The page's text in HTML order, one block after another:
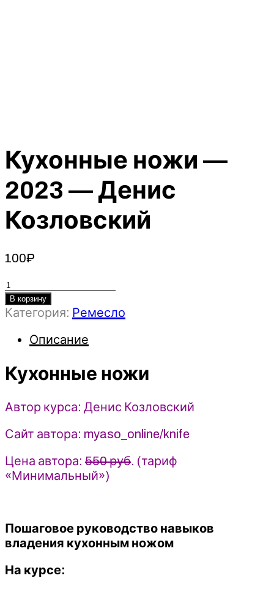
Кухонные ножи —
2023 — Денис
Козловский
100₽
Количество
товара
Кухонные
-
Денис
В корзину
Категория: Ремесло
Описание
Кухонные ножи
Автор курса: Денис Козловский
Сайт автора: myaso_online/knife
Цена автора: 550 руб. (тариф
«Минимальный»)
Пошаговое руководство навыков
владения кухонным ножом
На курсе: